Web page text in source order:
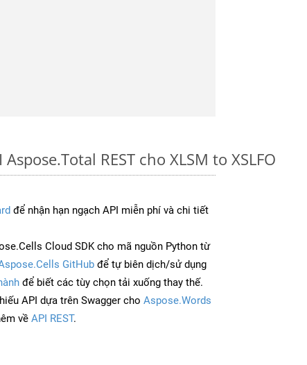
REST cho XLSM to XSLFO
để nhận hạn ngạch API miễn phí và chi tiết
Cloud SDK cho mã nguồn Python từ
GitHub để tự biên dịch/sử dụng
để biết các tùy chọn tải xuống thay thế.
API dựa trên Swagger cho Aspose.Words
về API REST.